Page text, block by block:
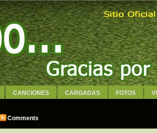
CANCIONES CARGADAS FOTOS
Comments